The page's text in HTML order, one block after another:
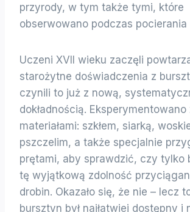
przyrody, w tym także tymi, które
obserwowano podczas pocierania
Uczeni XVII wieku zaczęli
starożytne doświadczenia z
czynili to już z nową,
dokładnością.
materiałami: szkłem, siarką,
pszczelim, a także specjalnie
prętami, aby sprawdzić, czy tylko
tę wyjątkową zdolność
drobin. Okazało się, że nie – lecz
bursztyn był najłatwiej dostępny i